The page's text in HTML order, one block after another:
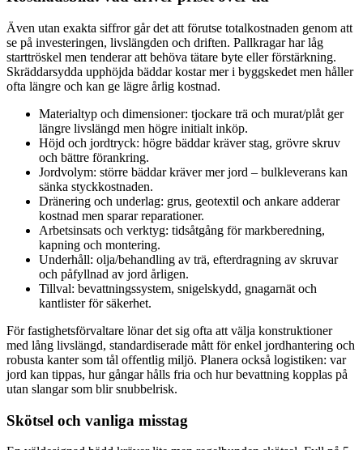
Även utan exakta siffror går det att förutse totalkostnaden genom att
se på investeringen, livslängden och driften. Pallkragar har låg
starttröskel men tenderar att behöva tätare byte eller förstärkning.
Skräddarsydda upphöjda bäddar kostar mer i byggskedet men håller
ofta längre och kan ge lägre årlig kostnad.
Materialtyp och dimensioner: tjockare trä och murat/plåt ger
längre livslängd men högre initialt inköp.
Höjd och jordtryck: högre bäddar kräver stag, grövre skruv
och bättre förankring.
Jordvolym: större bäddar kräver mer jord – bulkleverans kan
sänka styckkostnaden.
Dränering och underlag: grus, geotextil och ankare adderar
kostnad men sparar reparationer.
Arbetsinsats och verktyg: tidsåtgång för markberedning,
kapning och montering.
Underhåll: olja/behandling av trä, efterdragning av skruvar
och påfyllnad av jord årligen.
Tillval: bevattningssystem, snigelskydd, gnagarnät och
kantlister för säkerhet.
För fastighetsförvaltare lönar det sig ofta att välja konstruktioner
med lång livslängd, standardiserade mått för enkel jordhantering och
robusta kanter som tål offentlig miljö. Planera också logistiken: var
jord kan tippas, hur gångar hålls fria och hur bevattning kopplas på
utan slangar som blir snubbelrisk.
Skötsel och vanliga misstag